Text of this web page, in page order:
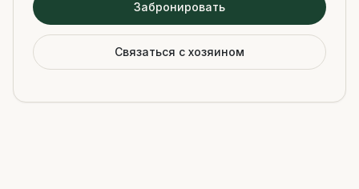
Забронировать
Связаться с хозяином